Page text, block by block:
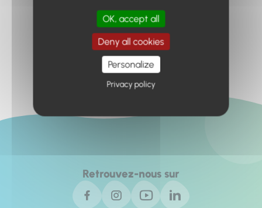
Retour à l'accueil
Retrouvez-nous sur
OK, accept all
Deny all cookies
Personalize
Privacy policy